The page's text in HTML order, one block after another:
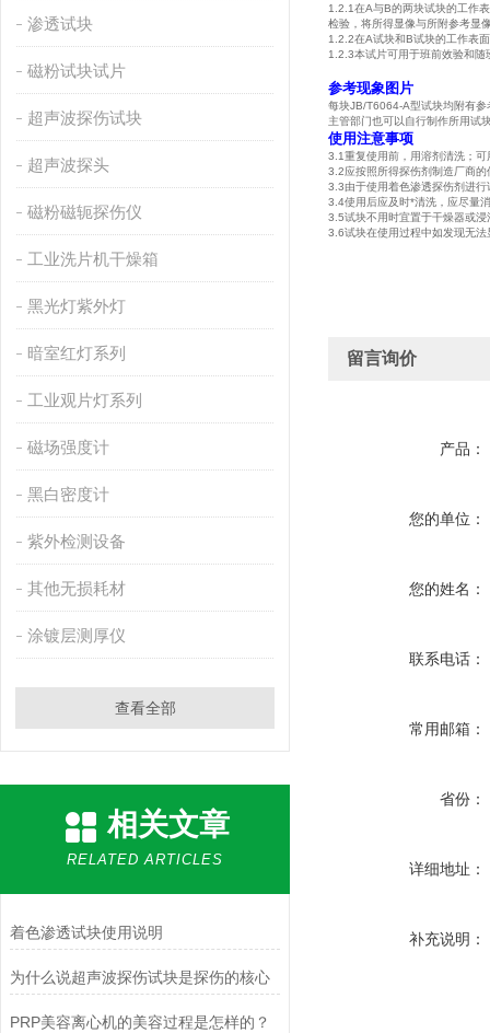
渗透试块
磁粉试块试片
超声波探伤试块
超声波探头
磁粉磁轭探伤仪
工业洗片机干燥箱
黑光灯紫外灯
暗室红灯系列
工业观片灯系列
磁场强度计
黑白密度计
紫外检测设备
其他无损耗材
涂镀层测厚仪
查看全部
相关文章
RELATED ARTICLES
着色渗透试块使用说明
为什么说超声波探伤试块是探伤的核心
PRP美容离心机的美容过程是怎样的？
1.2.1在A与B的两块试块的工作
检验，将所得显像与所附参考显
1.2.2在A试块和B试块的工作表
1.2.3本试片可用于班前效验和随
参考现象图片
每块JB/T6064-A型试块均附有参
主管部门也可以自行制作所用试
使用注意事项
3.1重复使用前，用溶剂清洗；
3.2应按照所得探伤剂制造厂商
3.3由于使用着色渗透探伤剂进
3.4使用后应及时*清洗，应尽量
3.5试块不用时宜置于干燥器或浸
3.6试块在使用过程中如发现无
留言询价
产品：
您的单位：
您的姓名：
联系电话：
常用邮箱：
省份：
详细地址：
补充说明：